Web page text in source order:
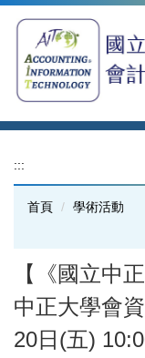
到
區
:::
首頁 學術活動
【《國立中
中正大學會
20日(五)